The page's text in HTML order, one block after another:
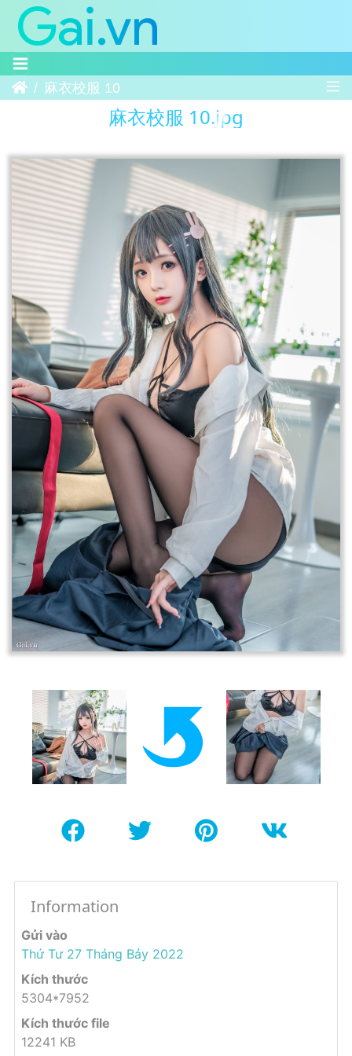
Trang chủ麻衣校服 10
麻衣校服 10.jpg
Information
Gửi vào
Thứ Tư 27 Tháng Bảy 2022
Kích thước
5304*7952
Kích thước file
12241 KB